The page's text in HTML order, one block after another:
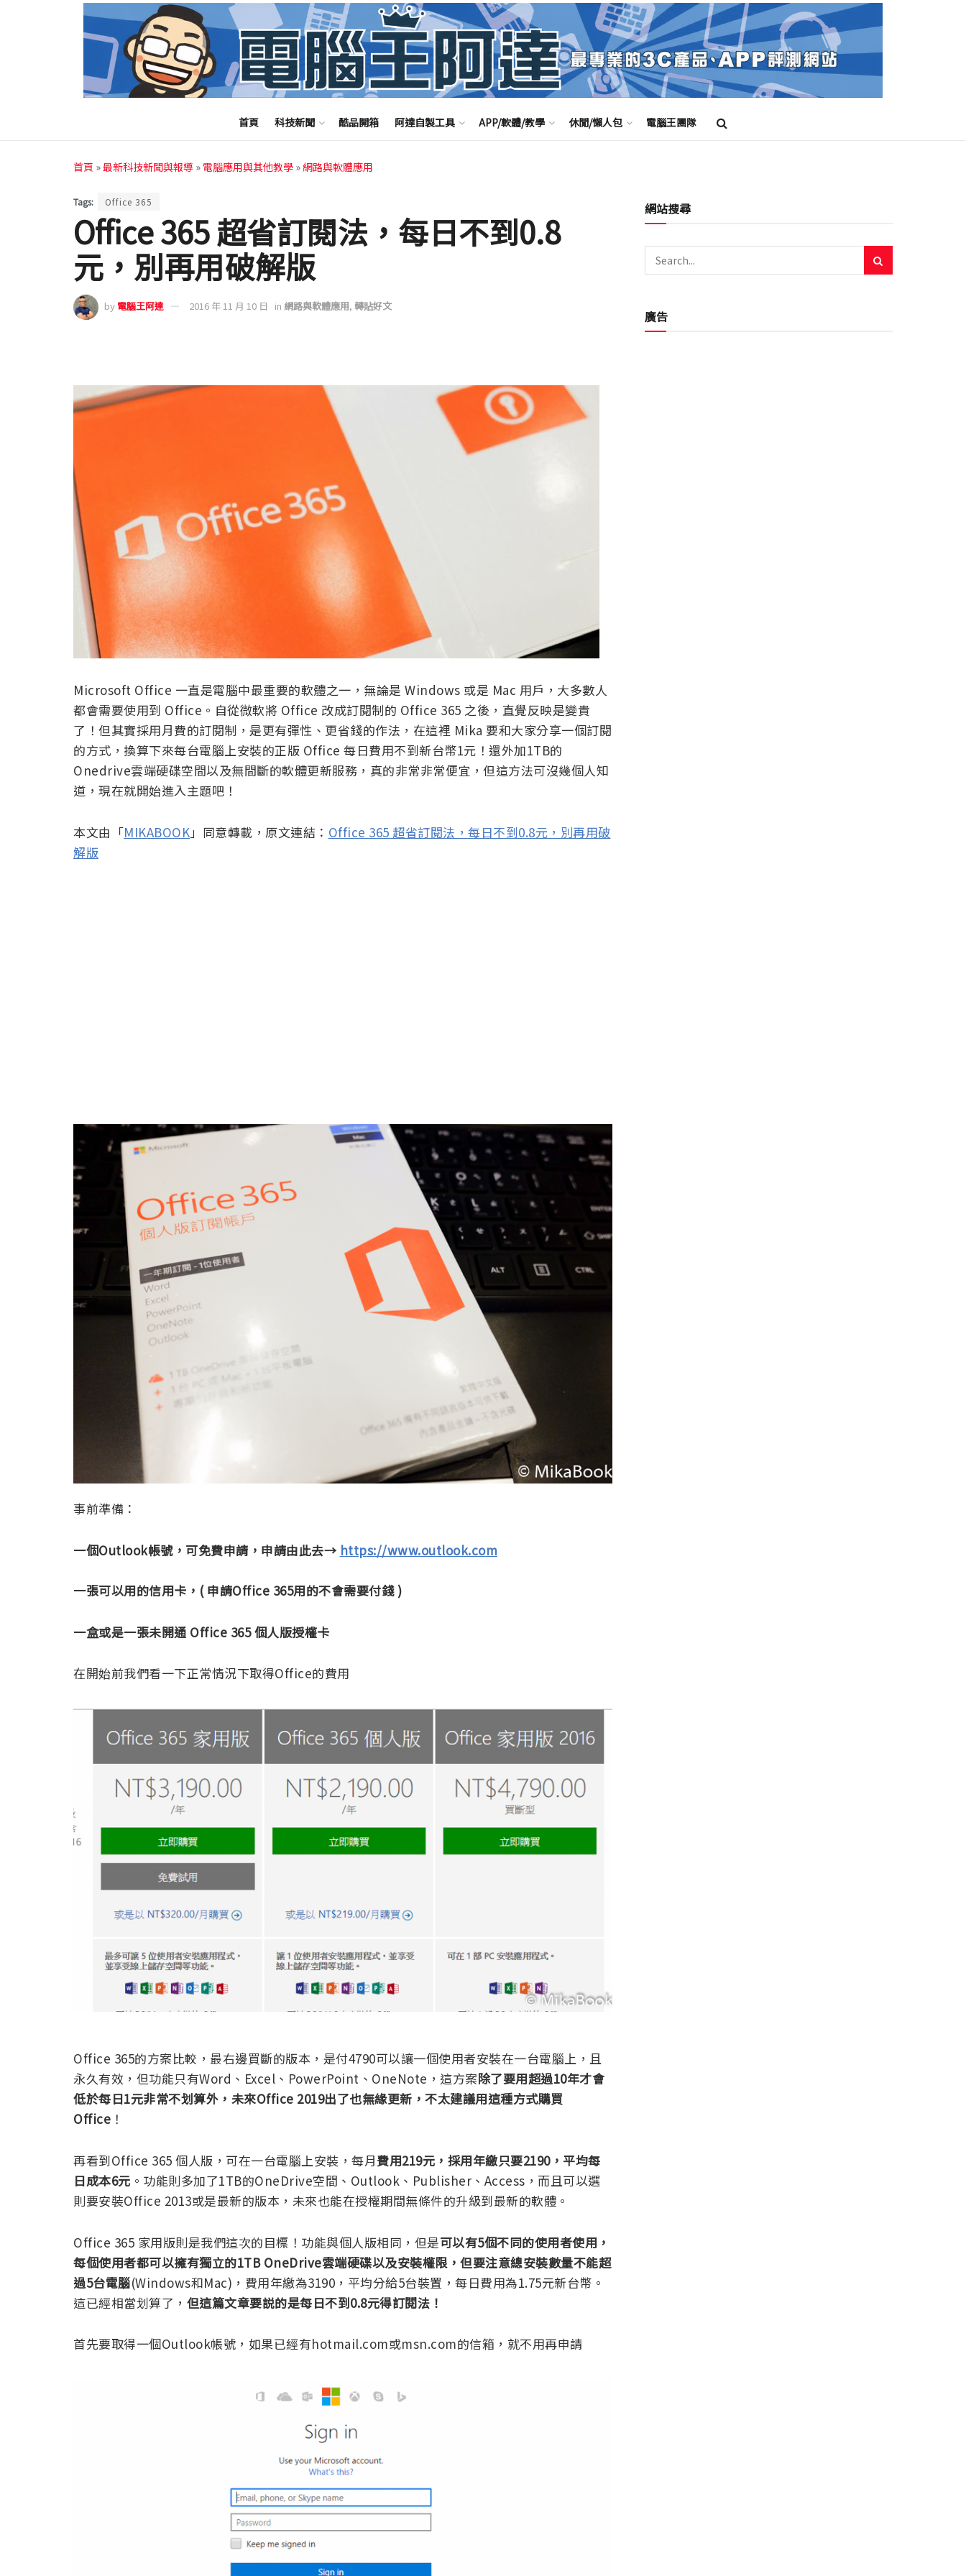
首頁 科技新聞 酷品開箱 阿達自製工具 APP/軟體/教學 休閒/懶人包 電腦王團隊
首頁 »最新科技新聞與報導 » 電腦應用與其他教學 »網路與軟體應用
Tags: Office 365
Office 365 超省訂閱法，每日不到0.8
元，別再用破解版
by 電腦王阿達 2016 年 11 月 10 日 in 網路與軟體應用, 轉貼好文
Microsoft Office 一直是電腦中最重要的軟體之一，無論是 Windows 或是 Mac 用戶，大多數人
都會需要使用到 Office。自從微軟將 Office 改成訂閱制的 Office 365 之後，直覺反映是變貴
了！但其實採用月費的訂閱制，是更有彈性、更省錢的作法，在這裡 Mika 要和大家分享一個訂閱
的方式，換算下來每台電腦上安裝的正版 Office 每日費用不到新台幣1元！還外加1TB的
Onedrive雲端硬碟空間以及無間斷的軟體更新服務，真的非常非常便宜，但這方法可沒幾個人知
道，現在就開始進入主題吧！
本文由「MIKABOOK」同意轉載，原文連結： Office 365 超省訂閱法，每日不到0.8元，別再用破
解版
事前準備：
一個Outlook帳號，可免費申請，申請由此去→ https://www.outlook.com
一張可以用的信用卡，( 申請Office 365用的不會需要付錢 )
一盒或是一張未開通 Office 365 個人版授權卡
在開始前我們看一下正常情況下取得Office的費用
Office 365的方案比較，最右邊買斷的版本，是付4790可以讓一個使用者安裝在一台電腦上，且
永久有效，但功能只有Word、Excel、PowerPoint、OneNote，這方案除了要用超過10年才會
低於每日1元非常不划算外，未來Office 2019出了也無緣更新，不太建議用這種方式購買
Office ！
再看到Office 365 個人版，可在一台電腦上安裝，每月費用219元，採用年繳只要2190，平均每
日成本6元 。功能則多加了1TB的OneDrive空間、Outlook、Publisher、Access，而且可以選
則要安裝Office 2013或是最新的版本，未來也能在授權期間無條件的升級到最新的軟體。
Office 365 家用版則是我們這次的目標！功能與個人版相同，但是可以有5個不同的使用者使用，
每個使用者都可以擁有獨立的1TB OneDrive雲端硬碟以及安裝權限，但要注意總安裝數量不能超
過5台電腦(Windows和Mac)，費用年繳為3190，平均分給5台裝置，每日費用為1.75元新台幣。
這已經相當划算了， 但這篇文章要説的是每日不到0.8元得訂閱法！
首先要取得一個Outlook帳號，如果已經有hotmail.com或msn.com的信箱，就不用再申請
網站搜尋
廣告